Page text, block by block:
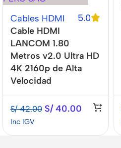
Cables HDMI
5.0
Cable HDMI
LANCOM 1.80
Metros v2.0 Ultra HD
4K 2160p de Alta
Velocidad
S/42.00 S/40.00
Inc IGV